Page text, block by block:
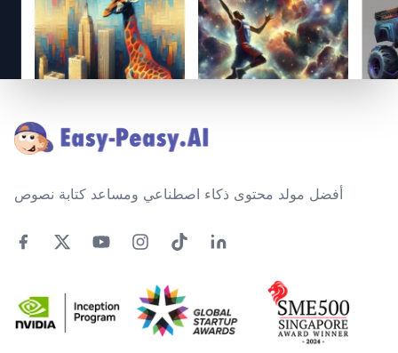
أفضل مولد محتوى ذكاء اصطناعي ومساعد كتابة نصوص